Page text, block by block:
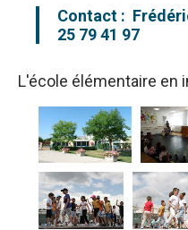
Contact :
25 79 41 97
L'école élémentaire en